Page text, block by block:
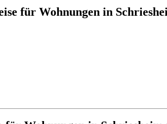
für Wohnungen in